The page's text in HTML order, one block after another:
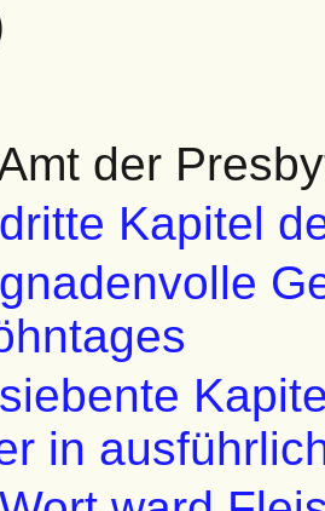
der
Kapitel
in